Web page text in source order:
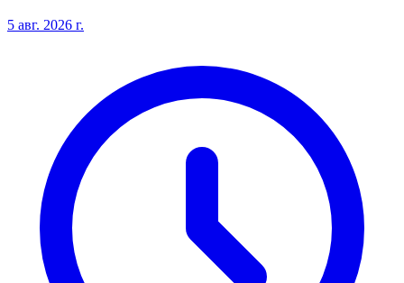
5 авг. 2026 г.